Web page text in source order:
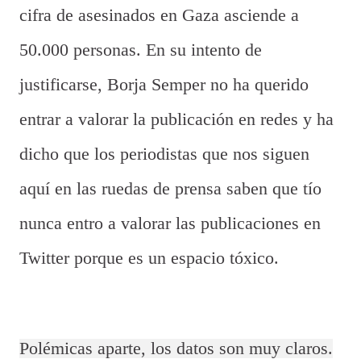
cifra de asesinados en Gaza asciende a
50.000 personas. En su intento de
justificarse, Borja Semper no ha querido
entrar a valorar la publicación en redes y ha
dicho que los periodistas que nos siguen
aquí en las ruedas de prensa saben que tío
nunca entro a valorar las publicaciones en
Twitter porque es un espacio tóxico.
Polémicas aparte, los datos son muy claros.